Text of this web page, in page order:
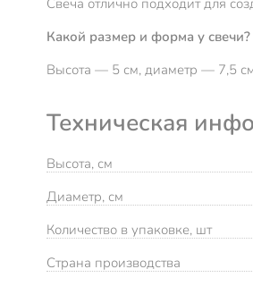
Свеча отлично подходит для
Какой размер и форма у свечи?
Высота — 5 см, диаметр — 7,5
Техническая
Высота, см
Диаметр, см
Количество в упаковке, шт
Страна производства